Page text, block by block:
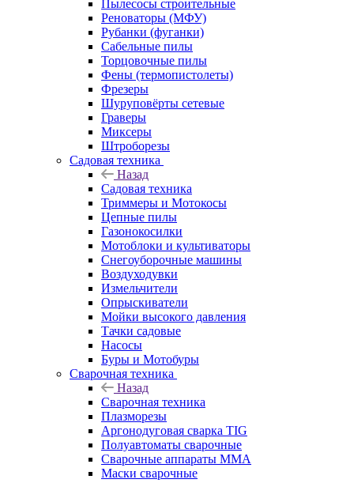
Пылесосы строительные
Реноваторы (МФУ)
Рубанки (фуганки)
Сабельные пилы
Торцовочные пилы
Фены (термопистолеты)
Фрезеры
Шуруповёрты сетевые
Граверы
Миксеры
Штроборезы
Садовая техника
Назад
Садовая техника
Триммеры и Мотокосы
Цепные пилы
Газонокосилки
Мотоблоки и культиваторы
Снегоуборочные машины
Воздуходувки
Измельчители
Опрыскиватели
Мойки высокого давления
Тачки садовые
Насосы
Буры и Мотобуры
Сварочная техника
Назад
Сварочная техника
Плазморезы
Аргонодуговая сварка TIG
Полуавтоматы сварочные
Сварочные аппараты ММА
Маски сварочные